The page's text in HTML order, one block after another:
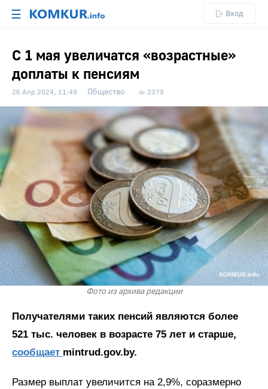
☰ Вход
С 1 мая увеличатся «возрастные»
доплаты к пенсиям
26 Апр 2024, 11:49 Общество 2379
Фото из архива редакции
Получателями таких пенсий являются более
521 тыс. человек в возрасте 75 лет и старше,
сообщает mintrud.gov.by.
Размер выплат увеличится на 2,9%, соразмерно